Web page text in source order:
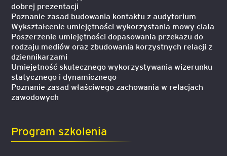
dobrej prezentacji
Poznanie zasad budowania kontaktu z audytorium
Wykształcenie umiejętności wykorzystania mowy ciała
Poszerzenie umiejętności dopasowania przekazu do
rodzaju mediów oraz zbudowania korzystnych relacji z
dziennikarzami
Umiejętność skutecznego wykorzystywania wizerunku
statycznego i dynamicznego
Poznanie zasad właściwego zachowania w relacjach
zawodowych
Program szkolenia